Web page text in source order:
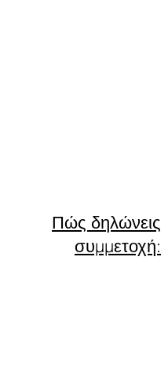
Πώς δηλώνεις
συμμετοχή: